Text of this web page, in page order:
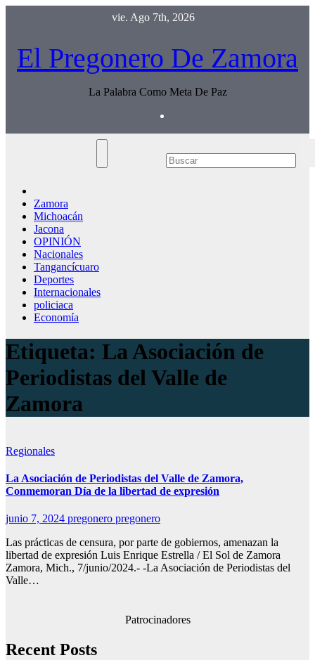
vie. Ago 7th, 2026
El Pregonero De Zamora
La Palabra Como Meta De Paz
Zamora
Michoacán
Jacona
OPINIÓN
Nacionales
Tangancícuaro
Deportes
Internacionales
policiaca
Economía
Etiqueta: La Asociación de
Periodistas del Valle de
Zamora
Regionales
La Asociación de Periodistas del Valle de Zamora,
Conmemoran Día de la libertad de expresión
junio 7, 2024 pregonero pregonero
Las prácticas de censura, por parte de gobiernos, amenazan la
libertad de expresión Luis Enrique Estrella / El Sol de Zamora
Zamora, Mich., 7/junio/2024.- -La Asociación de Periodistas del
Valle…
Patrocinadores
Recent Posts